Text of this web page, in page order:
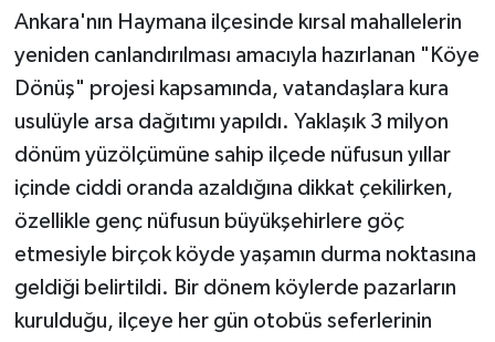
Ankara'nın Haymana ilçesinde kırsal mahallelerin
yeniden canlandırılması amacıyla hazırlanan "Köye
Dönüş" projesi kapsamında, vatandaşlara kura
usulüyle arsa dağıtımı yapıldı. Yaklaşık 3 milyon
dönüm yüzölçümüne sahip ilçede nüfusun yıllar
içinde ciddi oranda azaldığına dikkat çekilirken,
özellikle genç nüfusun büyükşehirlere göç
etmesiyle birçok köyde yaşamın durma noktasına
geldiği belirtildi. Bir dönem köylerde pazarların
kurulduğu, ilçeye her gün otobüs seferlerinin